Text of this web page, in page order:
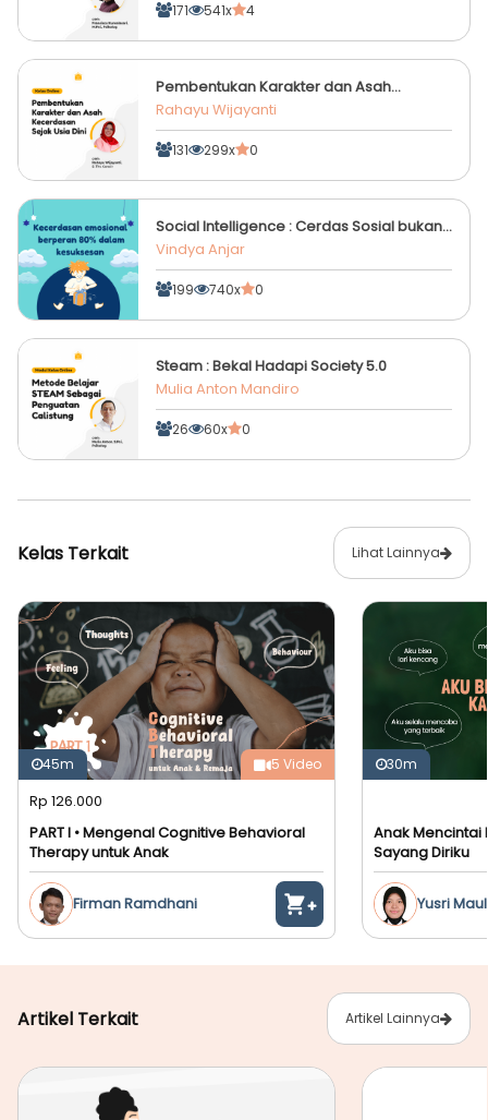
171 541x 4
Pembentukan Karakter dan Asah
Kecerdasan Sejak Usia Dini
Rahayu Wijayanti
131 299x 0
Social Intelligence : Cerdas Sosial bukan
Dilahirkan, tapi Diajarkan
Vindya Anjar
199 740x 0
Steam : Bekal Hadapi Society 5.0
Mulia Anton Mandiro
26 60x 0
Kelas Terkait Lihat Lainnya
45m 5 Video
Rp 126.000
PART I • Mengenal Cognitive Behavioral
Therapy untuk Anak
Firman Ramdhani
30m
Anak Mencintai
Sayang Diriku
Yusri
Artikel Terkait Artikel Lainnya